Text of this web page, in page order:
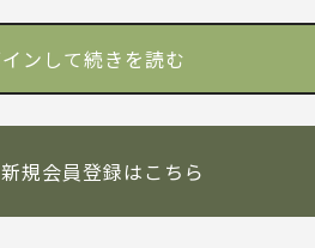
新規会員登録はこちら